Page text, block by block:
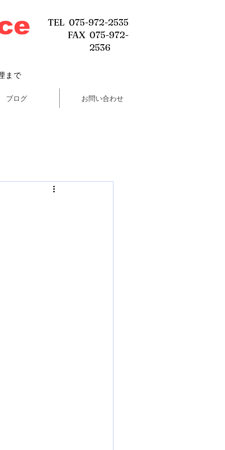
TEL 075-972-2535
FAX 075-972-
2536
まで
ブログ お問い合わせ